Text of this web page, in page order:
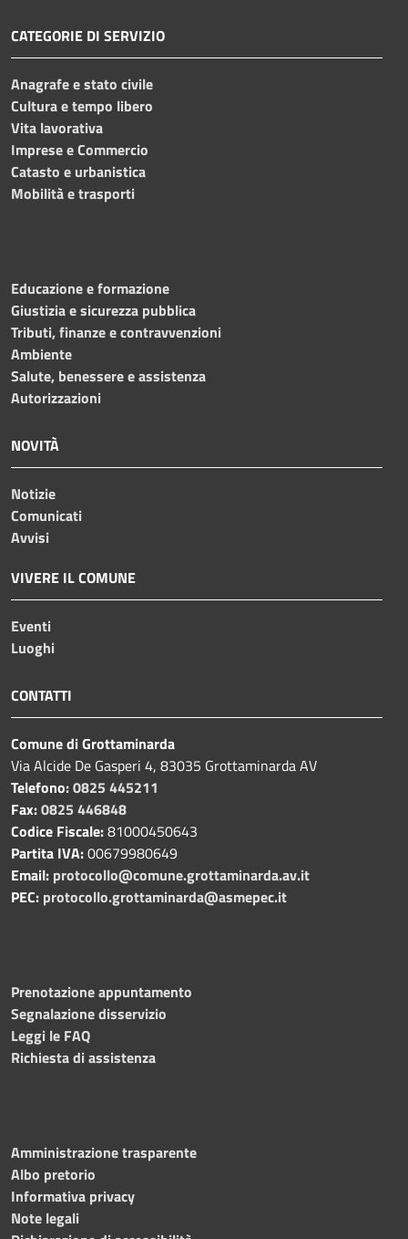
CATEGORIE DI SERVIZIO
Anagrafe e stato civile
Cultura e tempo libero
Vita lavorativa
Imprese e Commercio
Catasto e urbanistica
Mobilità e trasporti
Educazione e formazione
Giustizia e sicurezza pubblica
Tributi, finanze e contravvenzioni
Ambiente
Salute, benessere e assistenza
Autorizzazioni
NOVITÀ
Notizie
Comunicati
Avvisi
VIVERE IL COMUNE
Eventi
Luoghi
CONTATTI
Comune di Grottaminarda
Via Alcide De Gasperi 4, 83035 Grottaminarda AV
Telefono:0825 445211
Fax:0825 446848
Codice Fiscale:81000450643
Partita IVA:00679980649
Email: protocollo@comune.grottaminarda.av.it
PEC: protocollo.grottaminarda@asmepec.it
Prenotazione appuntamento
Segnalazione disservizio
Leggi le FAQ
Richiesta di assistenza
Amministrazione trasparente
Albo pretorio
Informativa privacy
Note legali